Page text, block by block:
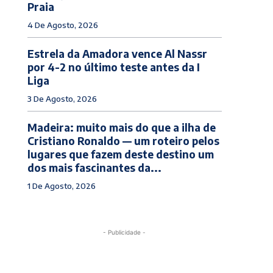
Praia
4 De Agosto, 2026
Estrela da Amadora vence Al Nassr
por 4-2 no último teste antes da I
Liga
3 De Agosto, 2026
Madeira: muito mais do que a ilha de
Cristiano Ronaldo — um roteiro pelos
lugares que fazem deste destino um
dos mais fascinantes da...
1 De Agosto, 2026
- Publicidade -